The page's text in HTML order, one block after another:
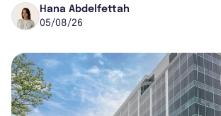
16,82%. Cette nouvell...
Hana Abdelfettah
05/08/26